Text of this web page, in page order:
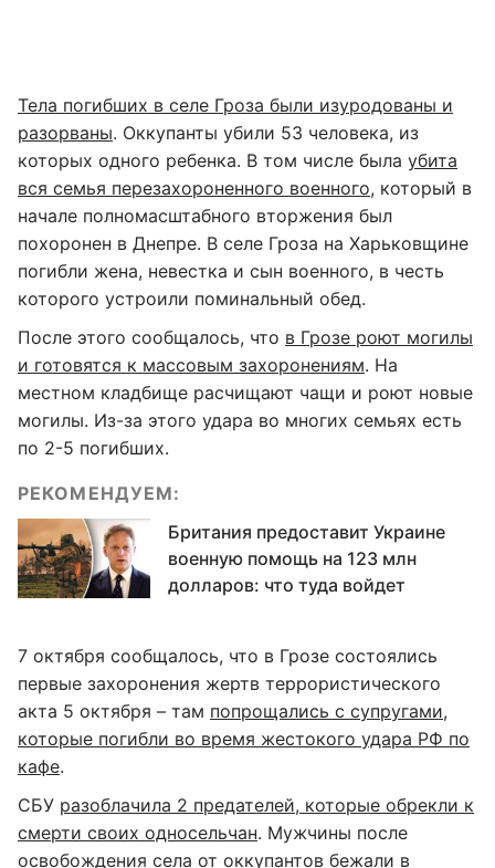
Тела погибших в селе Гроза были изуродованы и
разорваны. Оккупанты убили 53 человека, из
которых одного ребенка. В том числе была убита
вся семья перезахороненного военного, который в
начале полномасштабного вторжения был
похоронен в Днепре. В селе Гроза на Харьковщине
погибли жена, невестка и сын военного, в честь
которого устроили поминальный обед.
После этого сообщалось, что в Грозе роют могилы
и готовятся к массовым захоронениям. На
местном кладбище расчищают чащи и роют новые
могилы. Из-за этого удара во многих семьях есть
по 2-5 погибших.
РЕКОМЕНДУЕМ:
Британия предоставит Украине
военную помощь на 123 млн
долларов: что туда войдет
7 октября сообщалось, что в Грозе состоялись
первые захоронения жертв террористического
акта 5 октября – там попрощались с супругами,
которые погибли во время жестокого удара РФ по
кафе.
СБУ разоблачила 2 предателей, которые обрекли к
смерти своих односельчан. Мужчины после
освобождения села от оккупантов бежали в